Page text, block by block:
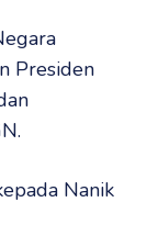
Presiden
Nanik